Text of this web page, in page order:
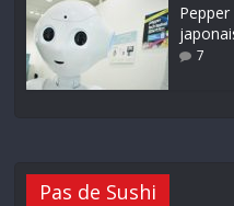
7
Pas de Sushi